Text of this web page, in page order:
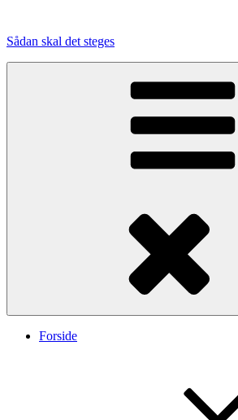
indhold
Sådan skal det steges
Forside